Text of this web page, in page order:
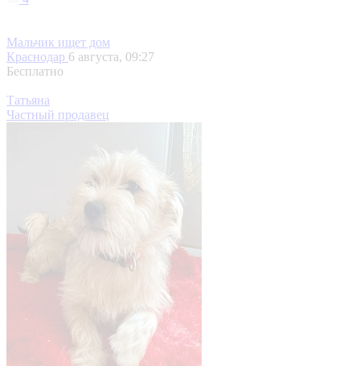
Мальчик ищет дом
Краснодар 6 августа, 09:27
Бесплатно
Татьяна
Частный продавец